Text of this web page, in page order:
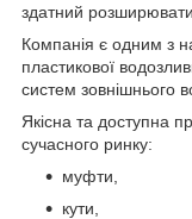
здатний
Компанія є одним з
пластикової
систем зовнішнього
Якісна та доступна
сучасного ринку:
муфти,
кути,